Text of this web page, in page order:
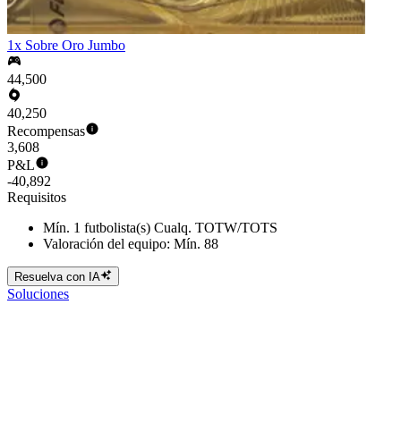
1x Sobre Oro Jumbo
44,500
40,250
Recompensas
3,608
P&L
-40,892
Requisitos
Mín. 1 futbolista(s) Cualq. TOTW/TOTS
Valoración del equipo: Mín. 88
Resuelva con IA
Soluciones